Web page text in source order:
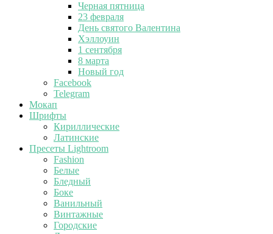
Черная пятница
23 февраля
День святого Валентина
Хэллоуин
1 сентября
8 марта
Новый год
Facebook
Telegram
Мокап
Шрифты
Кириллические
Латинские
Пресеты Lightroom
Fashion
Белые
Бледный
Боке
Ванильный
Винтажные
Городские